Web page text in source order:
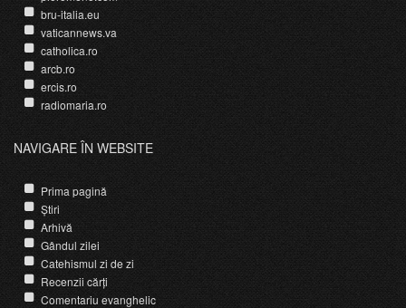
bru-italia.eu
vaticannews.va
catholica.ro
arcb.ro
ercis.ro
radiomaria.ro
NAVIGARE ÎN WEBSITE
Prima pagină
Știri
Arhivă
Gândul zilei
Catehismul zi de zi
Recenzii cărți
Comentariu evanghelic